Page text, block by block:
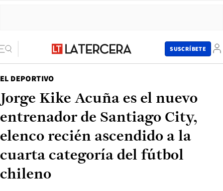
SUSCRÍBETE
EL DEPORTIVO
Jorge Kike Acuña es el nuevo
entrenador de Santiago City,
elenco recién ascendido a la
cuarta categoría del fútbol
chileno